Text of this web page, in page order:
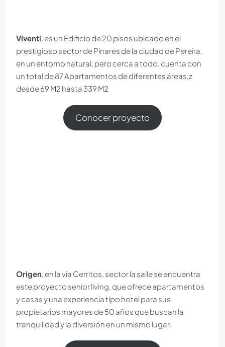
Viventi , es un Edificio de 20 pisos ubicado en el
prestigioso sector de Pinares de la ciudad de Pereira,
en un entorno natural, pero cerca a todo, cuenta con
un total de 87 Apartamentos de diferentes áreas,z
desde 69 M2 hasta 339 M2
Conocer proyecto
Origen, en la vía Cerritos, sector la salle se encuentra
este proyecto senior living, que ofrece apartamentos
y casas y una experiencia tipo hotel para sus
propietarios mayores de 50 años que buscan la
tranquilidad y la diversión en un mismo lugar.